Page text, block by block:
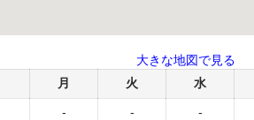
大きな地図で見る
月 火 水
- - -